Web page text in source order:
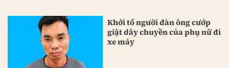
Khởi tố người đàn ông cướp
giật dây chuyền của phụ nữ đi
xe máy